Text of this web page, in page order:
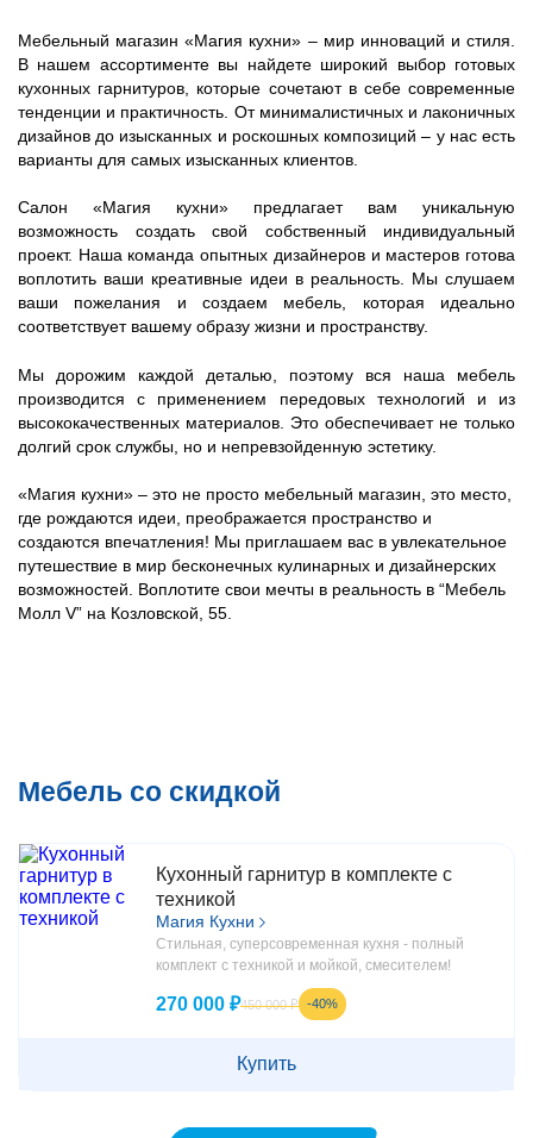
Мебельный магазин «Магия кухни» – мир инноваций и стиля.
В нашем ассортименте вы найдете широкий выбор готовых
кухонных гарнитуров, которые сочетают в себе современные
тенденции и практичность. От минималистичных и лаконичных
дизайнов до изысканных и роскошных композиций – у нас есть
варианты для самых изысканных клиентов.
Салон «Магия кухни» предлагает вам уникальную
возможность создать свой собственный индивидуальный
проект. Наша команда опытных дизайнеров и мастеров готова
воплотить ваши креативные идеи в реальность. Мы слушаем
ваши пожелания и создаем мебель, которая идеально
соответствует вашему образу жизни и пространству.
Мы дорожим каждой деталью, поэтому вся наша мебель
производится с применением передовых технологий и из
высококачественных материалов. Это обеспечивает не только
долгий срок службы, но и непревзойденную эстетику.
«Магия кухни» – это не просто мебельный магазин, это место,
где рождаются идеи, преображается пространство и
создаются впечатления! Мы приглашаем вас в увлекательное
путешествие в мир бесконечных кулинарных и дизайнерских
возможностей. Воплотите свои мечты в реальность в “Мебель
Молл V” на Козловской, 55.
Мебель со скидкой
Кухонный гарнитур в комплекте с
техникой
Магия Кухни
Стильная, суперсовременная кухня - полный
комплект с техникой и мойкой, смесителем!
270 000 ₽450 000 ₽ -40%
Купить